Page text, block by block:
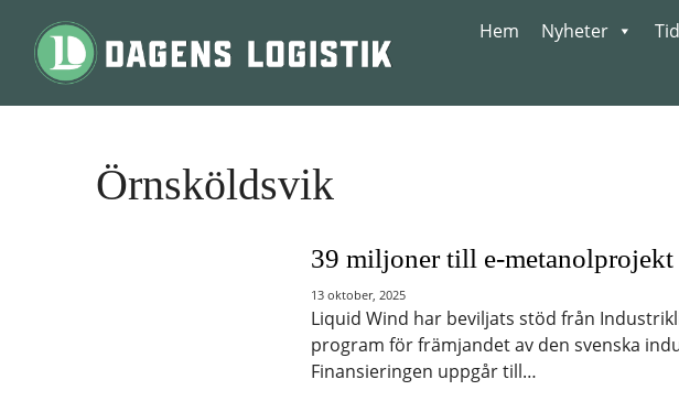
Hem Nyheter
Örnsköldsvik
39 miljoner till e-
13 oktober, 2025
Liquid Wind har beviljats stöd från
program för främjandet av den svenska
Finansieringen uppgår till…